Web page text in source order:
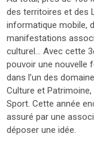
des territoires et des
informatique mobile,
manifestations
culturel… Avec cette
pouvoir une nouvelle
dans l’un des
Culture et
Sport. Cette année
assuré par une
déposer une idée.